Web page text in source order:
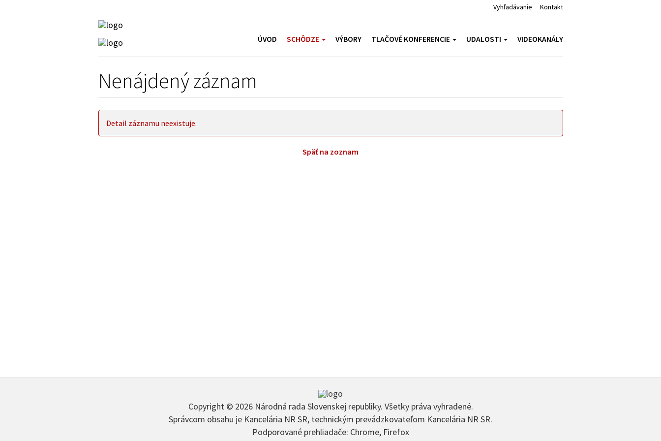
Vyhľadávanie Kontakt
ÚVOD SCHÔDZE VÝBORY TLAČOVÉ KONFERENCIE UDALOSTI VIDEOKANÁLY
Nenájdený záznam
Detail záznamu neexistuje.
Späť na zoznam
Copyright © 2026 Národná rada Slovenskej republiky. Všetky práva vyhradené.
Správcom obsahu je Kancelária NR SR, technickým prevádzkovateľom Kancelária NR SR.
Podporované prehliadače: Chrome, Firefox